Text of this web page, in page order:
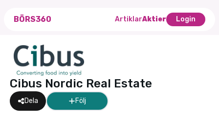
BÖRS360 ArtiklarAktier Login
Cibus Nordic Real Estate
Dela Följ